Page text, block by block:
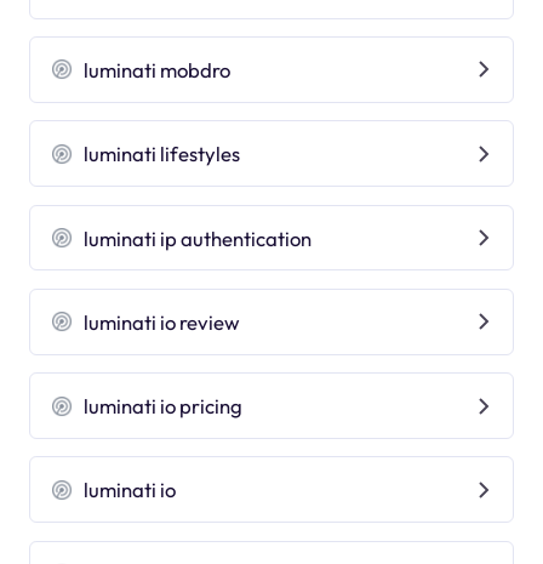
luminati mobdro
luminati lifestyles
luminati ip authentication
luminati io review
luminati io pricing
luminati io